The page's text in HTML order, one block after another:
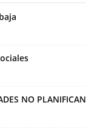
NO PLANIFICAN